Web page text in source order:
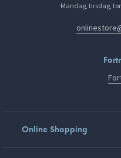
Mandag, tirsdag,
Online Shopping